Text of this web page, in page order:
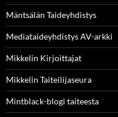
Mäntsälän Taideyhdistys
Mediataideyhdistys AV-arkki
Mikkelin Kirjoittajat
Mikkelin Taiteilijaseura
Mintblack-blogi taiteesta